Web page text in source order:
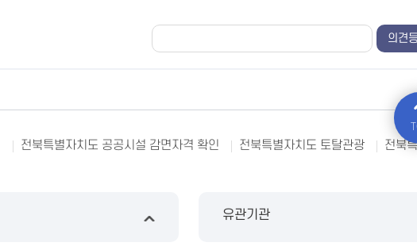
전북특별자치도 공공시설 감면자격 확인 전북특별자치도 토탈관광
전북
유관기관